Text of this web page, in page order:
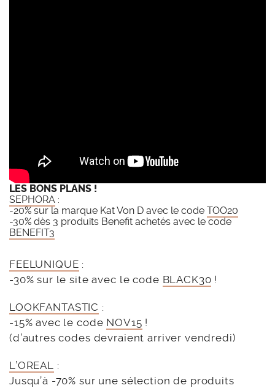
LES BONS PLANS !
SEPHORA :
-20% sur la marque Kat Von D avec le code TOO20
-30% dès 3 produits Benefit achetés avec le code
BENEFIT3
FEELUNIQUE :
-30% sur le site avec le code BLACK30 !
LOOKFANTASTIC :
-15% avec le code NOV15 !
(d’autres codes devraient arriver vendredi)
L’OREAL :
Jusqu’à -70% sur une sélection de produits